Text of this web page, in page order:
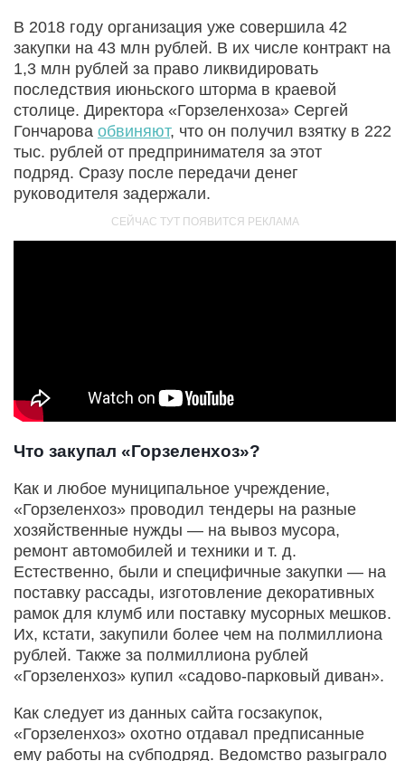
В 2018 году организация уже совершила 42
закупки на 43 млн рублей. В их числе контракт на
1,3 млн рублей за право ликвидировать
последствия июньского шторма в краевой
столице. Директора «Горзеленхоза» Сергей
Гончарова обвиняют, что он получил взятку в 222
тыс. рублей от предпринимателя за этот
подряд. Сразу после передачи денег
руководителя задержали.
Что закупал «Горзеленхоз»?
Как и любое муниципальное учреждение,
«Горзеленхоз» проводил тендеры на разные
хозяйственные нужды — на вывоз мусора,
ремонт автомобилей и техники и т. д.
Естественно, были и специфичные закупки — на
поставку рассады, изготовление декоративных
рамок для клумб или поставку мусорных мешков.
Их, кстати, закупили более чем на полмиллиона
рублей. Также за полмиллиона рублей
«Горзеленхоз» купил «садово-парковый диван».
Как следует из данных сайта госзакупок,
«Горзеленхоз» охотно отдавал предписанные
ему работы на субподряд. Ведомство разыграло